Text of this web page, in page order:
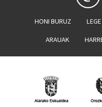
HONI BURUZ
ARAUAK